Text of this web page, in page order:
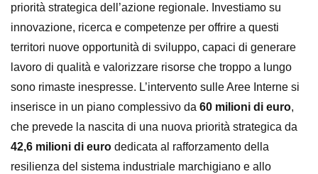
priorità strategica dell’azione regionale. Investiamo su
innovazione, ricerca e competenze per offrire a questi
territori nuove opportunità di sviluppo, capaci di generare
lavoro di qualità e valorizzare risorse che troppo a lungo
sono rimaste inespresse. L’intervento sulle Aree Interne si
inserisce in un piano complessivo da 60 milioni di euro,
che prevede la nascita di una nuova priorità strategica da
42,6 milioni di euro dedicata al rafforzamento della
resilienza del sistema industriale marchigiano e allo